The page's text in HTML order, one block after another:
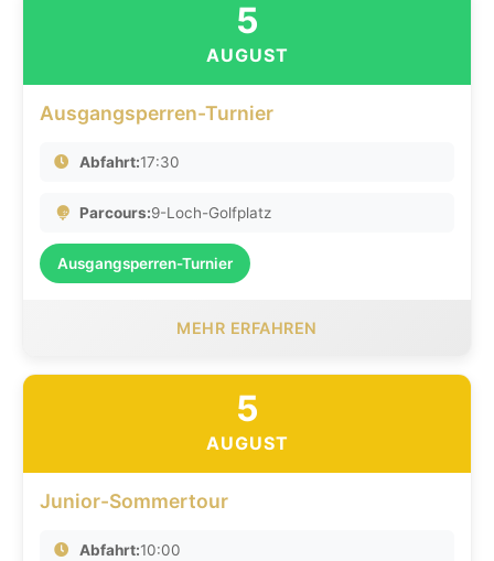
5
AUGUST
Ausgangsperren-Turnier
Abfahrt:17:30
Parcours:9-Loch-Golfplatz
Ausgangsperren-Turnier
MEHR ERFAHREN
5
AUGUST
Junior-Sommertour
Abfahrt:10:00